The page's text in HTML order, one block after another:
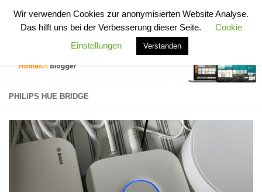
Zum Inhalt springen
HomeKit Blogger
PHILIPS HUE BRIDGE
Wir verwenden Cookies zur anonymisierten Website Analyse.
Das hilft uns bei der Verbesserung dieser Seite.
Cookie
Einstellungen
Verstanden